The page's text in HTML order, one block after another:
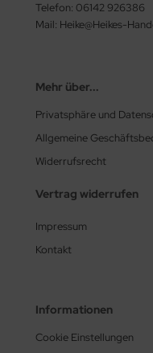
Telefon: 06142 926386
Mail: Heike@Heikes-
Mehr über...
Privatsphäre und
Allgemeine
Widerrufsrecht
Vertrag widerrufen
Impressum
Kontakt
Informationen
Cookie Einstellungen